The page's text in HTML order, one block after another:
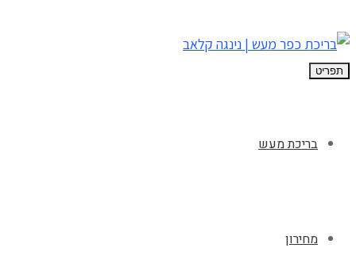
תפריט
בריכת מעש
מחירון